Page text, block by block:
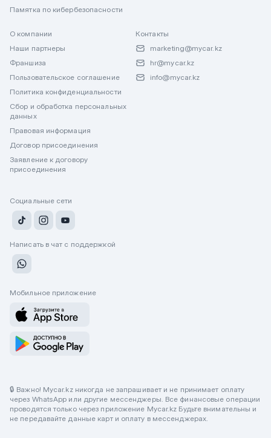
Памятка по кибербезопасности
О компании
Наши партнеры
Франшиза
Пользовательское соглашение
Политика конфиденциальности
Сбор и обработка персональных
данных
Правовая информация
Договор присоединения
Заявление к договору
присоединения
Контакты
marketing@mycar.kz
hr@mycar.kz
info@mycar.kz
Социальные сети
Написать в чат с поддержкой
Мобильное приложение
🔒 Важно! Mycar.kz никогда не запрашивает и не принимает оплату
через WhatsApp или другие мессенджеры. Все финансовые операции
проводятся только через приложение Mycar.kz Будьте внимательны и
не передавайте данные карт и оплату в мессенджерах.